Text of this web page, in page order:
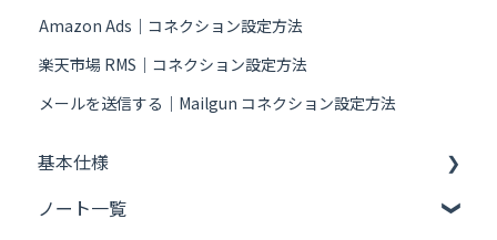
Amazon Ads｜コネクション設定方法
楽天市場 RMS｜コネクション設定方法
メールを送信する｜Mailgun コネクション設定方法
基本仕様
フレーズのつくりかた
ノート一覧